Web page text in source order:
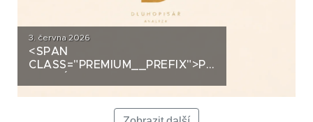
3. června 2026
<SPAN
CLASS="PREMIUM__PREFIX">PREMIUM</